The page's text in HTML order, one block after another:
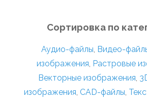
Сортировка по
Аудио-файлы, Видео-
изображения, Растровые
Векторные изображения,
изображения, CAD-файлы,